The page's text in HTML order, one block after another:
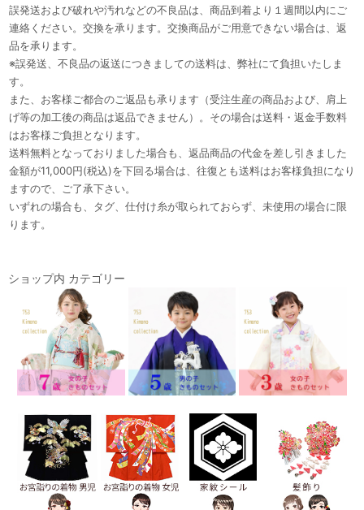
誤発送および破れや汚れなどの不良品は、商品到着より１週間以内にご
連絡ください。交換を承ります。交換商品がご用意できない場合は、返
品を承ります。
※誤発送、不良品の返送につきましての送料は、弊社にて負担いたしま
す。
また、お客様ご都合のご返品も承ります（受注生産の商品および、肩上
げ等の加工後の商品は返品できません）。その場合は送料・返金手数料
はお客様ご負担となります。
送料無料となっておりました場合も、返品商品の代金を差し引きました
金額が11,000円(税込)を下回る場合は、往復とも送料はお客様負担になり
ますので、ご了承下さい。
いずれの場合も、タグ、仕付け糸が取られておらず、未使用の場合に限
ります。
ショップ内 カテゴリー